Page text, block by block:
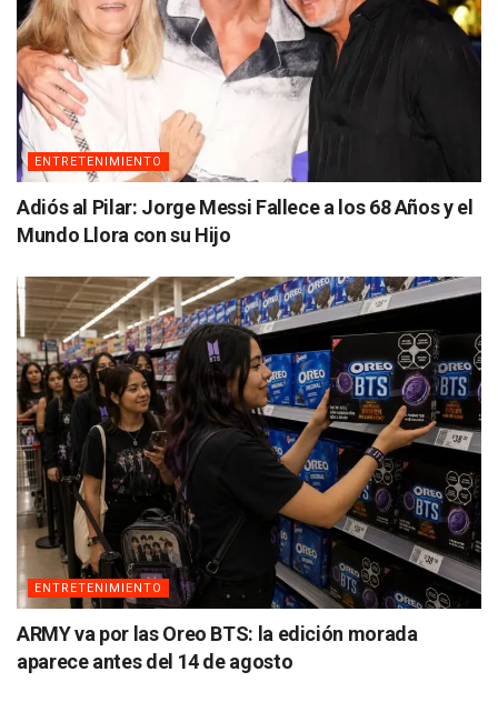
ENTRETENIMIENTO
Adiós al Pilar: Jorge Messi Fallece a los 68 Años y el
Mundo Llora con su Hijo
ENTRETENIMIENTO
ARMY va por las Oreo BTS: la edición morada
aparece antes del 14 de agosto